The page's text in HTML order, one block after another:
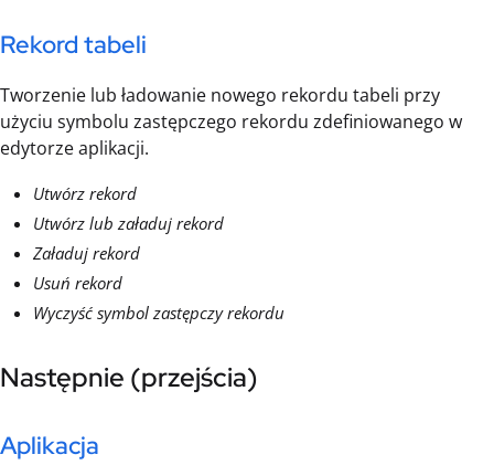
Rekord tabeli
Tworzenie lub ładowanie nowego rekordu tabeli przy
użyciu symbolu zastępczego rekordu zdefiniowanego w
edytorze aplikacji.
Utwórz rekord
Utwórz lub załaduj rekord
Załaduj rekord
Usuń rekord
Wyczyść symbol zastępczy rekordu
Następnie (przejścia)
Aplikacja